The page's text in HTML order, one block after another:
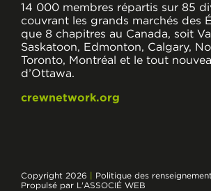
14 000 membres répartis sur 85
couvrant les grands marchés des
que 8 chapitres au Canada, soit
Saskatoon, Edmonton, Calgary,
Toronto, Montréal et le tout
d’Ottawa.
crewnetwork.org
Copyright 2026 Politique des
Propulsé par L'ASSOCIÉ WEB